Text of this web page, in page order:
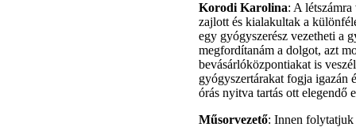
Korodi Karolina: A
zajlott és kialakultak a
egy gyógyszerész vezetheti a
megfordítanám a dolgot, azt
bevásárlóközpontiakat is
gyógyszertárakat fogja igazán
órás nyitva tartás ott elegendő
Műsorvezető: Innen folytatjuk